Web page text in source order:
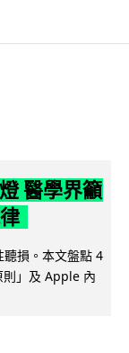
醫學界籲
損。本文盤點 4
則」及 Apple 內